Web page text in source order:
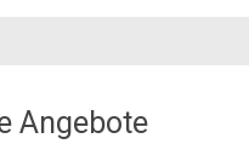
Angebote